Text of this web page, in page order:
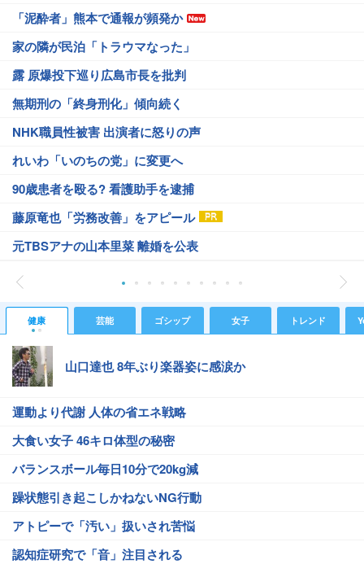
「泥酔者」熊本で通報が頻発か
家の隣が民泊「トラウマなった」
露 原爆投下巡り広島市長を批判
無期刑の「終身刑化」傾向続く
NHK職員性被害 出演者に怒りの声
れいわ「いのちの党」に変更へ
90歳患者を殴る? 看護助手を逮捕
藤原竜也「労務改善」をアピール
元TBSアナの山本里菜 離婚を公表
健康 芸能 ゴシップ 女子 トレンド
山口達也 8年ぶり楽器姿に感涙か
運動より代謝 人体の省エネ戦略
大食い女子 46キロ体型の秘密
バランスボール毎日10分で20kg減
躁状態引き起こしかねないNG行動
アトピーで「汚い」扱いされ苦悩
認知症研究で「音」注目される